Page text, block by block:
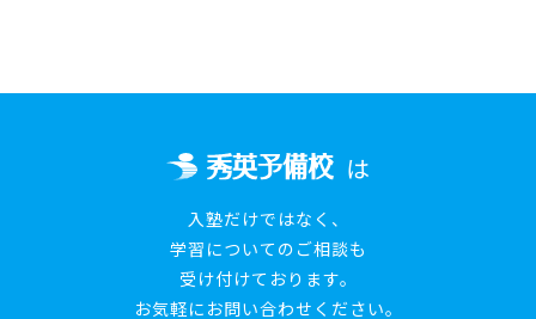
は
入塾だけではなく、
学習についてのご相談も
受け付けております。
お気軽にお問い合わせください。